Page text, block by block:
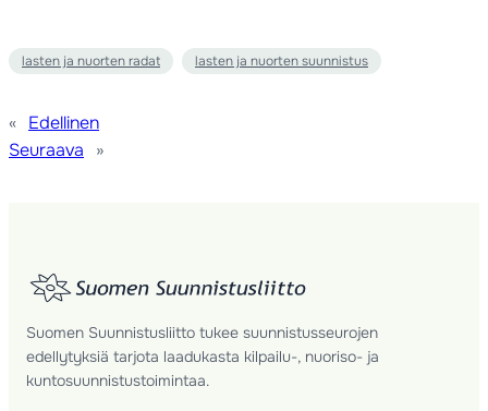
lasten ja nuorten radat lasten ja nuorten suunnistus
« Edellinen
Seuraava
»
Suomen Suunnistusliitto tukee suunnistusseurojen
edellytyksiä tarjota laadukasta kilpailu-, nuoriso- ja
kuntosuunnistustoimintaa.